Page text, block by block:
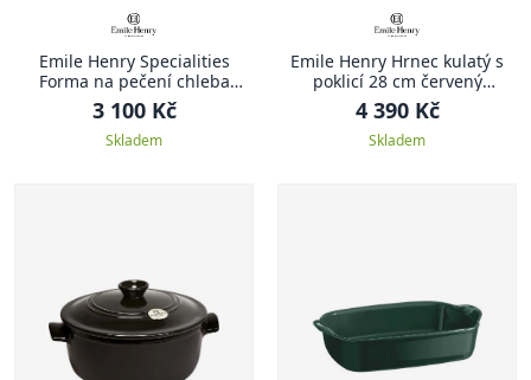
Emile Henry Specialities
Forma na pečení chleba
Specialities 32,5 x 29,5 cm
červená Burgundy
3 100 Kč
Skladem
Emile Henry Hrnec kulatý s
poklicí 28 cm červený
Burgundy
4 390 Kč
Skladem